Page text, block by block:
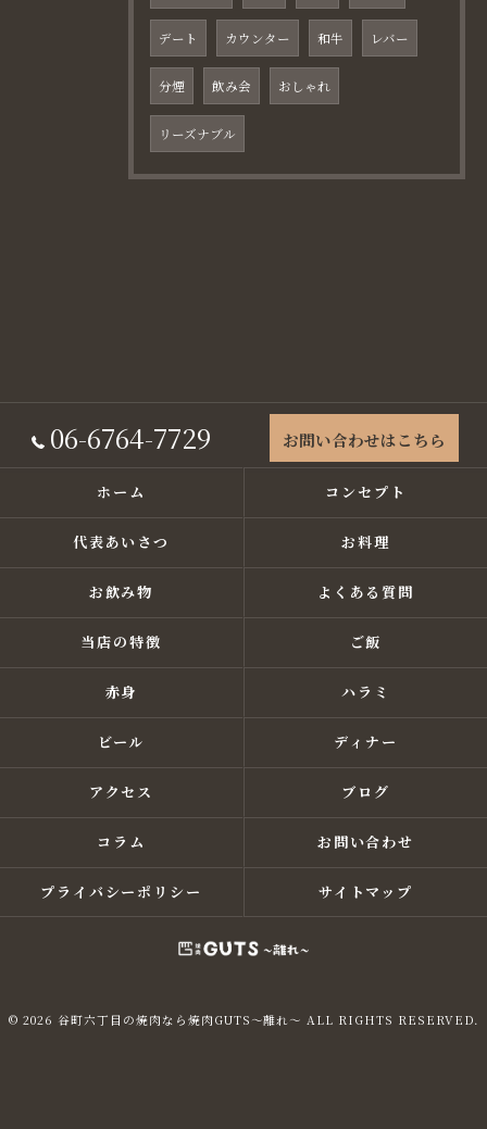
デート カウンター 和牛 レバー
分煙 飲み会 おしゃれ
リーズナブル
06-6764-7729 お問い合わせはこちら
ホーム コンセプト
代表あいさつ お料理
お飲み物 よくある質問
当店の特徴 ご飯
赤身 ハラミ
ビール ディナー
アクセス ブログ
コラム お問い合わせ
プライバシーポリシー サイトマップ
© 2026 谷町六丁目の焼肉なら焼肉GUTS～離れ～ ALL RIGHTS RESERVED.